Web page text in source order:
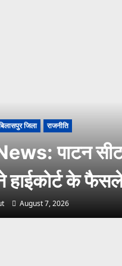
जिला राजनीति
पाटन
हाईकोर्ट के
August 7, 2026